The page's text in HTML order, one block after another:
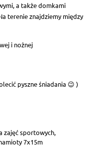
a także domkami
terenie znajdziemy między
i nożnej
pyszne śniadania 😉 )
zajęć sportowych,
7x15m